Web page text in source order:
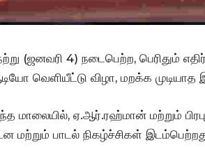
(ஜனவரி 4) நடைபெற்ற, பெரிதும்
வெளியீட்டு விழா, மறக்க முடியாத
மாலையில், ஏ.ஆர்.ரஹ்மான் மற்றும்
மற்றும் பாடல் நிகழ்ச்சிகள்